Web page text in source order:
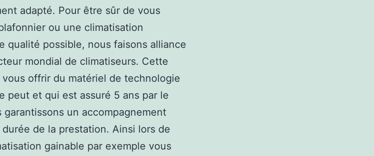
adapté. Pour être sûr de vous
ou une climatisation
qualité possible, nous faisons alliance
mondial de climatiseurs. Cette
offrir du matériel de technologie
peut et qui est assuré 5 ans par le
un accompagnement
de la prestation. Ainsi lors de
gainable par exemple vous